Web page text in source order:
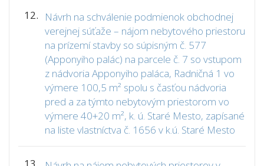
12.
Návrh na schválenie podmienok obchodnej
verejnej súťaže – nájom nebytového priestoru
na prízemí stavby so súpisným č. 577
(Apponyiho palác) na parcele č. 7 so vstupom
z nádvoria Apponyiho paláca, Radničná 1 vo
výmere 100,5 m² spolu s časťou nádvoria
pred a za týmto nebytovým priestorom vo
výmere 40+20 m², k. ú. Staré Mesto, zapísané
na liste vlastníctva č. 1656 v k.ú. Staré Mesto